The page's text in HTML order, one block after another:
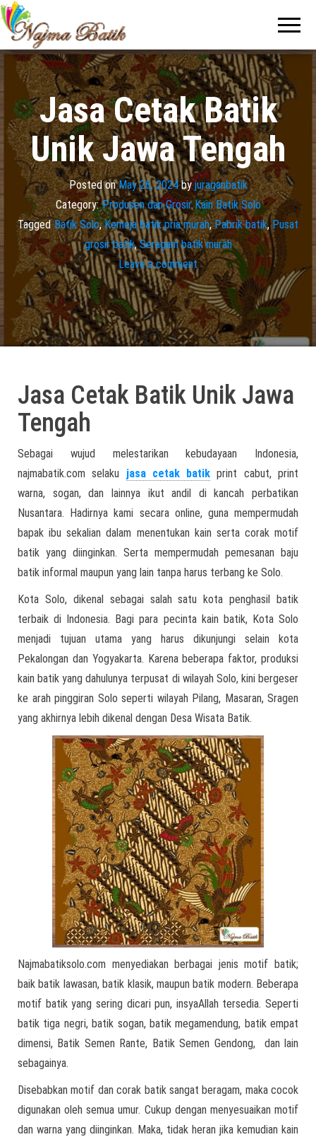
Jasa
Pembuatan
Seragam
Batik
Jasa Cetak Batik
Unik Jawa Tengah
Posted onMay 26, 2024byjuraganbatik
Category: Produsen dan Grosir Kain Batik Solo
Tagged Batik Solo,Kemeja batik pria murah,Pabrik batik,Pusat
grosir batik,Seragam batik murah
Leave a comment
Jasa Cetak Batik Unik Jawa
Tengah
Sebagai wujud melestarikan kebudayaan Indonesia,
najmabatik.com selaku jasa cetak batik print cabut, print
warna, sogan, dan lainnya ikut andil di kancah perbatikan
Nusantara. Hadirnya kami secara online, guna mempermudah
bapak ibu sekalian dalam menentukan kain serta corak motif
batik yang diinginkan. Serta mempermudah pemesanan baju
batik informal maupun yang lain tanpa harus terbang ke Solo.
Kota Solo, dikenal sebagai salah satu kota penghasil batik
terbaik di Indonesia. Bagi para pecinta kain batik, Kota Solo
menjadi tujuan utama yang harus dikunjungi selain kota
Pekalongan dan Yogyakarta. Karena beberapa faktor, produksi
kain batik yang dahulunya terpusat di wilayah Solo, kini bergeser
ke arah pinggiran Solo seperti wilayah Pilang, Masaran, Sragen
yang akhirnya lebih dikenal dengan Desa Wisata Batik.
Najmabatiksolo.com menyediakan berbagai jenis motif batik;
baik batik lawasan, batik klasik, maupun batik modern. Beberapa
motif batik yang sering dicari pun, insyaAllah tersedia. Seperti
batik tiga negri, batik sogan, batik megamendung, batik empat
dimensi, Batik Semen Rante, Batik Semen Gendong, dan lain
sebagainya.
Disebabkan motif dan corak batik sangat beragam, maka cocok
digunakan oleh semua umur. Cukup dengan menyesuaikan motif
dan warna yang diinginkan. Maka, tidak heran jika kemudian kain